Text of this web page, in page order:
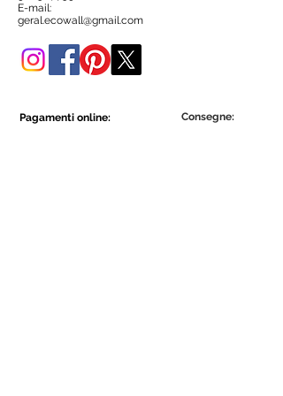
negozio online.
E-mail:
geral.ecowall@gmail.com
Pagamenti online: Consegne: